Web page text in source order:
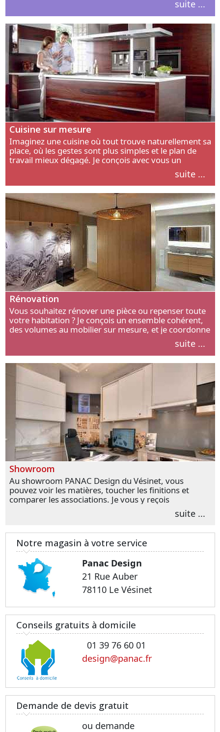
suite ...
Cuisine sur mesure
Imaginez une cuisine où tout trouve naturellement sa
place, où les gestes sont plus simples et le plan de
travail mieux dégagé. Je conçois avec vous un
aménagement adapté à votre manière de cuisiner, de
suite ...
Rénovation
Vous souhaitez rénover une pièce ou repenser toute
votre habitation ? Je conçois un ensemble cohérent,
des volumes au mobilier sur mesure, et je coordonne
suite ...
Showroom
Au showroom PANAC Design du Vésinet, vous
pouvez voir les matières, toucher les finitions et
comparer les associations. Je vous y reçois
personnellement pour parler de votre projet et
transformer vos premières idées en choix plussuite ...
Notre magasin à votre service
Panac Design
21 Rue Auber
78110 Le Vésinet
Conseils gratuits à domicile
01 39 76 60 01
design@panac.fr
Demande de devis gratuit
ou demande